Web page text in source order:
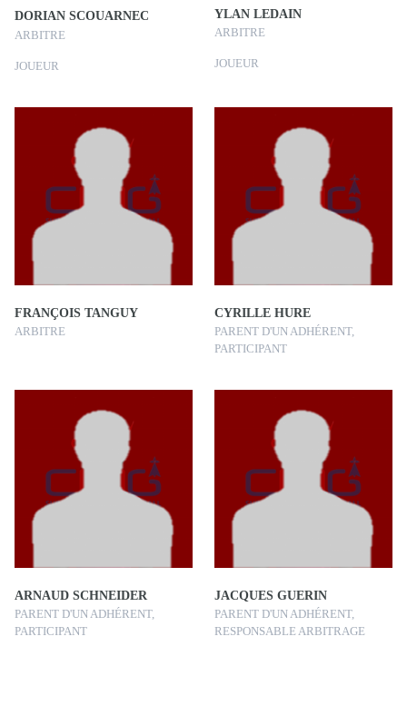
DORIAN SCOUARNEC
ARBITRE
JOUEUR
YLAN LEDAIN
ARBITRE
JOUEUR
FRANÇOIS TANGUY
ARBITRE
CYRILLE HURE
PARENT D'UN ADHÉRENT,
PARTICIPANT
ARNAUD SCHNEIDER
PARENT D'UN ADHÉRENT,
PARTICIPANT
JACQUES GUERIN
PARENT D'UN ADHÉRENT,
RESPONSABLE ARBITRAGE